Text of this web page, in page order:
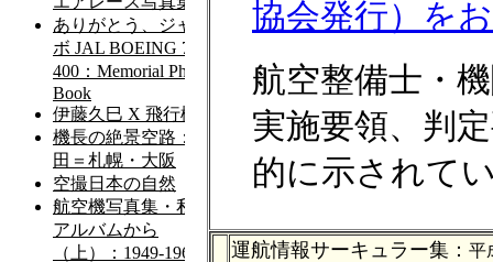
協会発行）を
航空整備士・
実施要領、判
的に示されて
運航情報サーキュラー集： 平